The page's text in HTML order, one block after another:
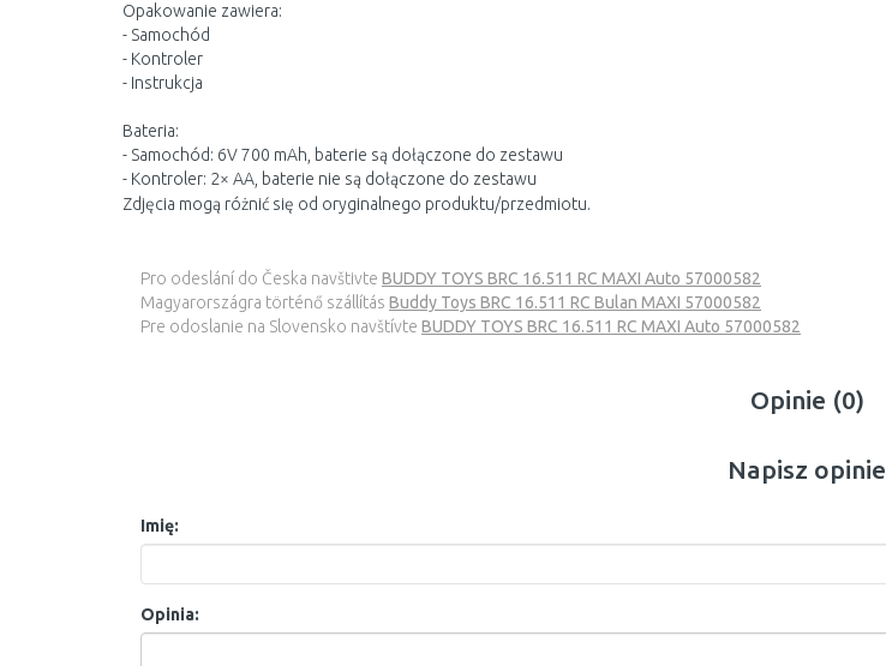
Opakowanie zawiera:
- Samochód
- Kontroler
- Instrukcja
Bateria:
- Samochód: 6V 700 mAh, baterie są dołączone do zestawu
- Kontroler: 2× AA, baterie nie są dołączone do zestawu
Zdjęcia mogą różnić się od oryginalnego produktu/przedmiotu.
Pro odeslání do Česka navštivte BUDDY TOYS BRC 16.511 RC MAXI Auto 57000582
Magyarországra történő szállítás Buddy Toys BRC 16.511 RC Bulan MAXI 57000582
Pre odoslanie na Slovensko navštívte BUDDY TOYS BRC 16.511 RC MAXI Auto 57000582
Opinie (0)
Napisz opinie
Imię:
Opinia: